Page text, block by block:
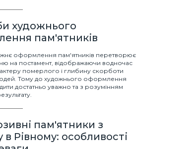
художнього
пам'ятників
оформлення пам'ятників перетворює
на постамент, відображаючи водночас
померлого і глибину скорботи
Тому до художнього оформлення
достатньо уважно та з розумінням
пам'ятники з
в Рівному: особливості